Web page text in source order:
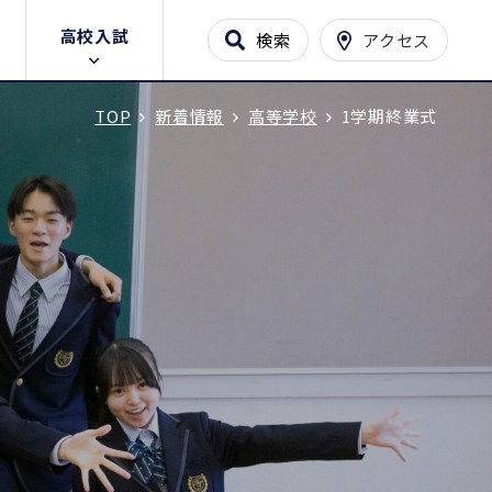
高校入試 検索 アクセス
TOP 新着情報 高等学校 1学期終業式